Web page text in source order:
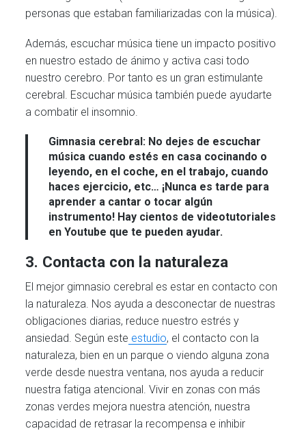
personas que estaban familiarizadas con la música).
Además, escuchar música tiene un impacto positivo
en nuestro estado de ánimo y activa casi todo
nuestro cerebro. Por tanto es un gran estimulante
cerebral. Escuchar música también puede ayudarte
a combatir el insomnio.
Gimnasia cerebral: No dejes de escuchar
música cuando estés en casa cocinando o
leyendo, en el coche, en el trabajo, cuando
haces ejercicio, etc… ¡Nunca es tarde para
aprender a cantar o tocar algún
instrumento! Hay cientos de videotutoriales
en Youtube que te pueden ayudar.
3. Contacta con la naturaleza
El mejor gimnasio cerebral es estar en contacto con
la naturaleza. Nos ayuda a desconectar de nuestras
obligaciones diarias, reduce nuestro estrés y
ansiedad. Según este estudio, el contacto con la
naturaleza, bien en un parque o viendo alguna zona
verde desde nuestra ventana, nos ayuda a reducir
nuestra fatiga atencional. Vivir en zonas con más
zonas verdes mejora nuestra atención, nuestra
capacidad de retrasar la recompensa e inhibir